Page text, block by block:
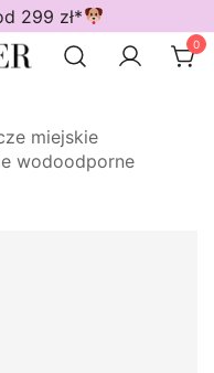
299 zł*
0
miejskie
wodoodporne